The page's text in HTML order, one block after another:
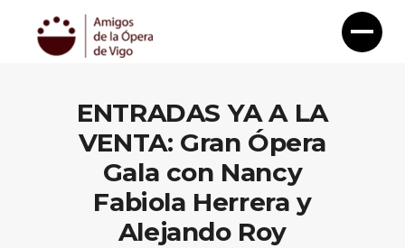
ENTRADAS YA A LA
VENTA: Gran Ópera
Gala con Nancy
Fabiola Herrera y
Alejando Roy